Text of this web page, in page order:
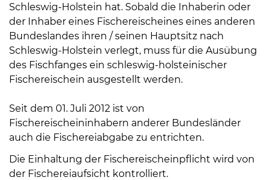
Schleswig-Holstein hat. Sobald die Inhaberin oder
der Inhaber eines Fischereischeines eines anderen
Bundeslandes ihren / seinen Hauptsitz nach
Schleswig-Holstein verlegt, muss für die Ausübung
des Fischfanges ein schleswig-holsteinischer
Fischereischein ausgestellt werden.
Seit dem 01. Juli 2012 ist von
Fischereischeininhabern anderer Bundesländer
auch die Fischereiabgabe zu entrichten.
Die Einhaltung der Fischereischeinpflicht wird von
der Fischereiaufsicht kontrolliert.